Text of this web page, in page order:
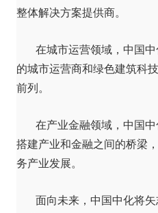
整体解决方案提供商。
在城市运营领域，中国
的城市运营商和绿色建筑科
前列。
在产业金融领域，中国
搭建产业和金融之间的桥梁
务产业发展。
面向未来，中国中化将